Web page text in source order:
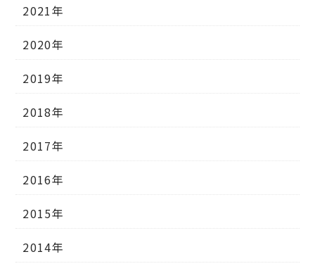
2021年
2020年
2019年
2018年
2017年
2016年
2015年
2014年